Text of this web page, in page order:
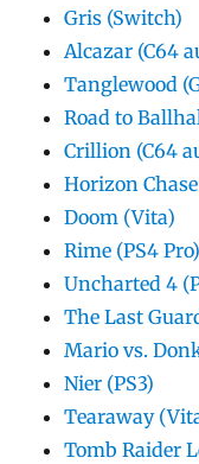
Gris (Switch)
Alcazar (C64
Tanglewood
Road to
Crillion (C64
Horizon
Doom (Vita)
Rime (PS4 Pro)
Uncharted 4
The Last
Mario vs.
Nier (PS3)
Tearaway
Tomb Raider